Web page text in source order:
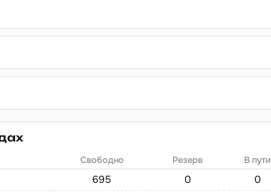
Свободно Резерв В пути
695 0
0